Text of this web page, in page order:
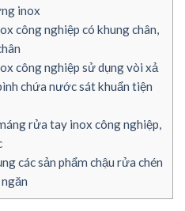
inox
công nghiệp có khung chân,
công nghiệp sử dụng vòi xả
chứa nước sát khuẩn tiện
rửa tay inox công nghiệp,
các sản phẩm chậu rửa chén